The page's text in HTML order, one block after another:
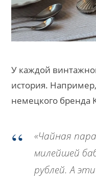
У каждой
история.
немецкого бренда
«Чайная
милейшей
рублей. А